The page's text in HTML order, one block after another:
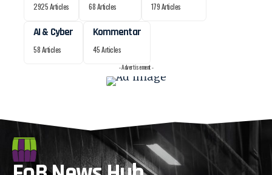
2925 Articles 68 Articles 179 Articles
AI & Cyber
58 Articles
Kommentar
45 Articles
- Advertisement -